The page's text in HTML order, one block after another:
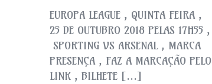
EUROPA LEAGUE , QUINTA FEIRA ,
25 DE OUTUBRO 2018 PELAS 17H55 ,
SPORTING VS ARSENAL , MARCA
PRESENÇA , FAZ A MARCAÇÃO PELO
LINK , BILHETE […]